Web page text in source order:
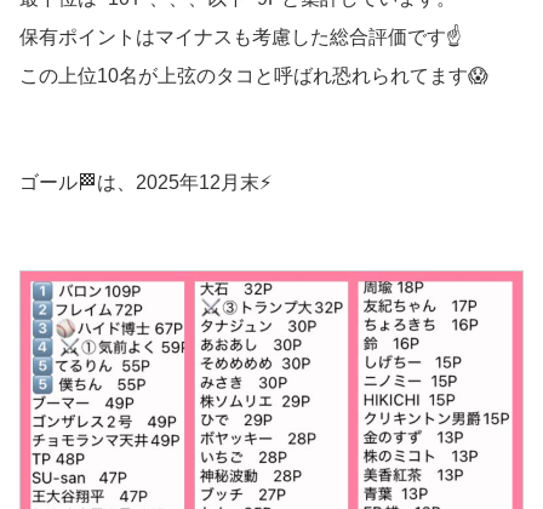
保有ポイントはマイナスも考慮した総合評価です☝️
この上位10名が上弦のタコと呼ばれ恐れられてます😱
ゴール🏁は、2025年12月末⚡️